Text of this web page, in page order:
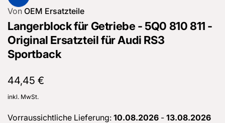
Von OEM Ersatzteile
Langerblock für Getriebe - 5Q0 810 811 -
Original Ersatzteil für Audi RS3
Sportback
Normaler
Preis
44,45 €
inkl. MwSt.
Vorraussichtliche Lieferung: 10.08.2026 - 13.08.2026